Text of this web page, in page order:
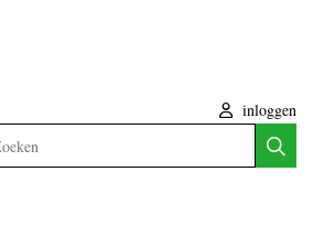
inloggen